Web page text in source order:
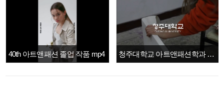
40th 아트앤패션 졸업 작품 mp4 청주대학교 아트앤패션학과 홍보영상